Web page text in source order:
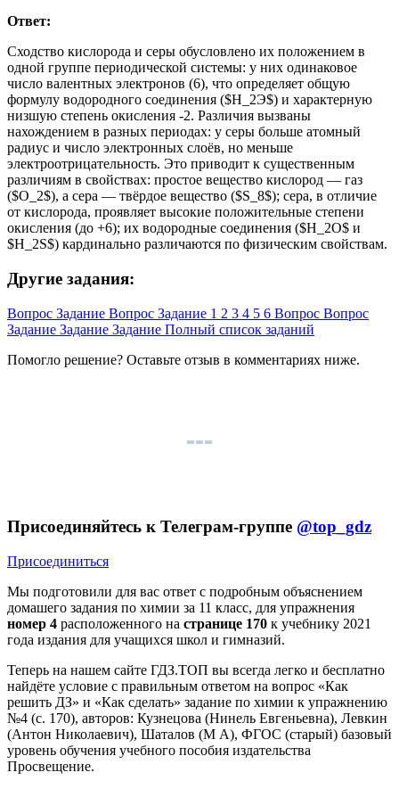
Ответ:
Сходство кислорода и серы обусловлено их положением в
одной группе периодической системы: у них одинаковое
число валентных электронов (6), что определяет общую
формулу водородного соединения ($H_2Э$) и характерную
низшую степень окисления -2. Различия вызваны
нахождением в разных периодах: у серы больше атомный
радиус и число электронных слоёв, но меньше
электроотрицательность. Это приводит к существенным
различиям в свойствах: простое вещество кислород — газ
($O_2$), а сера — твёрдое вещество ($S_8$); сера, в отличие
от кислорода, проявляет высокие положительные степени
окисления (до +6); их водородные соединения ($H_2O$ и
$H_2S$) кардинально различаются по физическим свойствам.
Другие задания:
Вопрос Задание Вопрос Задание 1 2 3 4 5 6 Вопрос Вопрос
Задание Задание Задание Полный список заданий
Помогло решение? Оставьте отзыв в комментариях ниже.
Присоединяйтесь к Телеграм-группе @top_gdz
Присоединиться
Мы подготовили для вас ответ c подробным объяснением
домашего задания по химии за 11 класс, для упражнения
номер 4 расположенного на странице 170 к учебнику 2021
года издания для учащихся школ и гимназий.
Теперь на нашем сайте ГДЗ.ТОП вы всегда легко и бесплатно
найдёте условие с правильным ответом на вопрос «Как
решить ДЗ» и «Как сделать» задание по химии к упражнению
№4 (с. 170), авторов: Кузнецова (Нинель Евгеньевна), Левкин
(Антон Николаевич), Шаталов (М А), ФГОС (старый) базовый
уровень обучения учебного пособия издательства
Просвещение.